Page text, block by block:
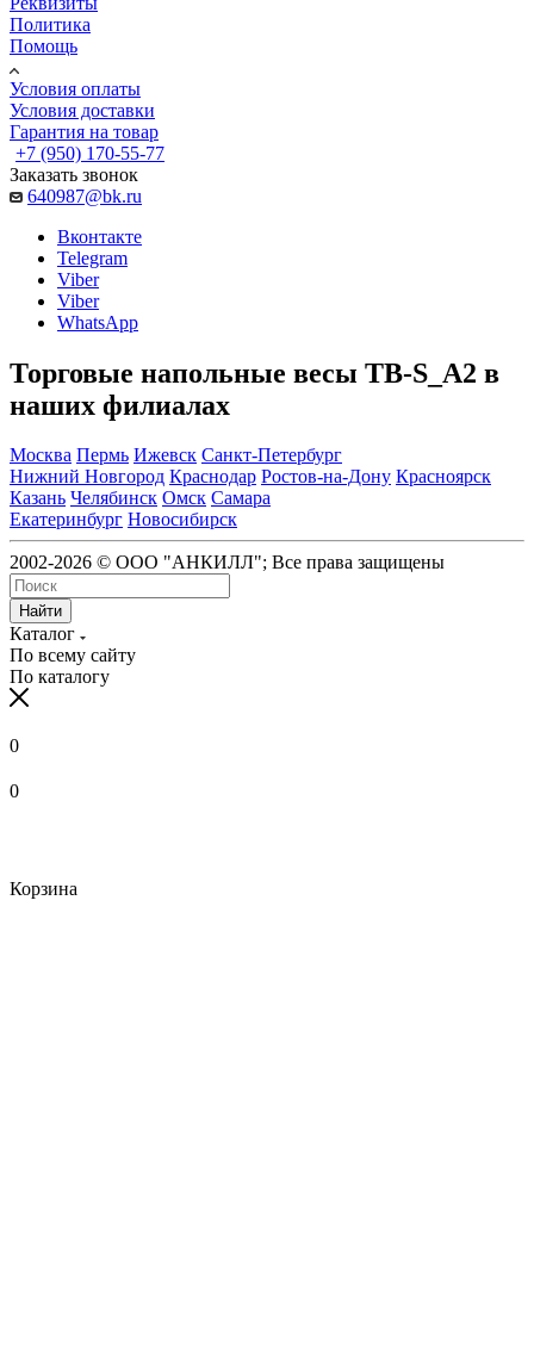
Политика
Помощь
Условия оплаты
Условия доставки
Гарантия на товар
+7 (950) 170-55-77
Заказать звонок
640987@bk.ru
Вконтакте
Telegram
Viber
Viber
WhatsApp
Торговые напольные весы TB-S_А2 в
наших филиалах
Москва Пермь Ижевск Санкт-Петербург
Нижний Новгород Краснодар Ростов-на-Дону Красноярск
Казань Челябинск Омск Самара
Екатеринбург Новосибирск
2002-2026 © ООО "АНКИЛЛ"; Все права защищены
Найти
Каталог
По всему сайту
По каталогу
0
0
Корзина